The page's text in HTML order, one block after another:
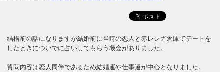
結構前の話になりますが結婚前に当時の恋人と赤レンガ倉庫でデートを
したときについでに占いしてもらう機会がありました。
質問内容は恋人同伴であるため結婚運や仕事運が中心となりました。